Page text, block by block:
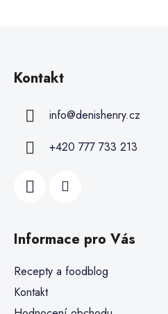
Kontakt
info@denishenry.cz
+420 777 733 213
Informace pro Vás
Recepty a foodblog
Kontakt